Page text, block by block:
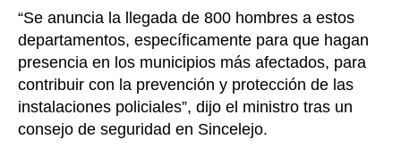
“Se anuncia la llegada de 800 hombres a estos
departamentos, específicamente para que hagan
presencia en los municipios más afectados, para
contribuir con la prevención y protección de las
instalaciones policiales”, dijo el ministro tras un
consejo de seguridad en Sincelejo.